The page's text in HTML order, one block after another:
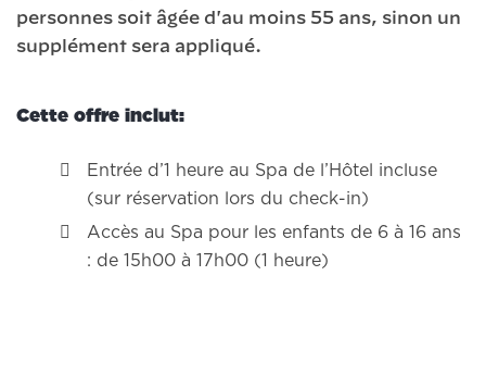
personnes soit âgée d'au moins 55 ans, sinon un
supplément sera appliqué.
Cette offre inclut:
Entrée d’1 heure au Spa de l’Hôtel incluse
(sur réservation lors du check-in)
Accès au Spa pour les enfants de 6 à 16 ans
: de 15h00 à 17h00 (1 heure)